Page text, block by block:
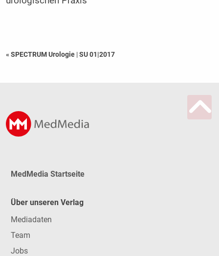
« SPECTRUM Urologie |SU 01|2017
MedMedia Startseite
Über unseren Verlag
Mediadaten
Team
Jobs